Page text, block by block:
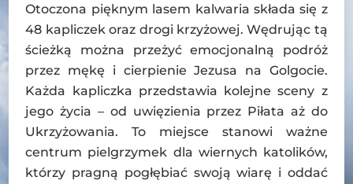
Otoczona pięknym lasem kalwaria składa się z
48 kapliczek oraz drogi krzyżowej. Wędrując tą
ścieżką można przeżyć emocjonalną podróż
przez mękę i cierpienie Jezusa na Golgocie.
Każda kapliczka przedstawia kolejne sceny z
jego życia – od uwięzienia przez Piłata aż do
Ukrzyżowania. To miejsce stanowi ważne
centrum pielgrzymek dla wiernych katolików,
którzy pragną pogłębiać swoją wiarę i oddać